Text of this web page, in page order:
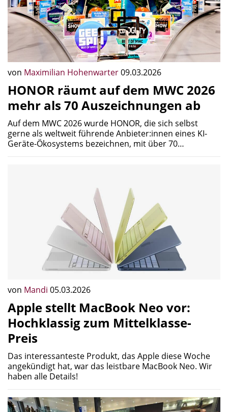
von Maximilian Hohenwarter09.03.2026
HONOR räumt auf dem MWC 2026
mehr als 70 Auszeichnungen ab
Auf dem MWC 2026 wurde HONOR, die sich selbst
gerne als weltweit führende Anbieter:innen eines KI-
Geräte-Ökosystems bezeichnen, mit über 70…
von Mandi 05.03.2026
Apple stellt MacBook Neo vor:
Hochklassig zum Mittelklasse-
Preis
Das interessanteste Produkt, das Apple diese Woche
angekündigt hat, war das leistbare MacBook Neo. Wir
haben alle Details!